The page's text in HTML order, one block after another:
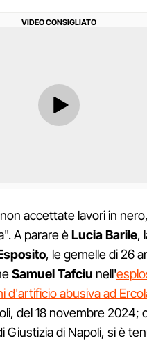
VIDEO CONSIGLIATO
accettate lavori in
A parare èLucia Barile,
, le gemelle di 26
Samuel Tafciu nell'
d'artificio abusiva ad
del 18 novembre 2024;
Giustizia di Napoli, si è